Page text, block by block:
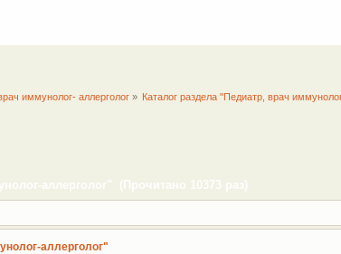
иммунолог- аллерголог» Каталог раздела "Педиатр, врач
аллерголог" (Прочитано 10373 раз)
аллерголог"